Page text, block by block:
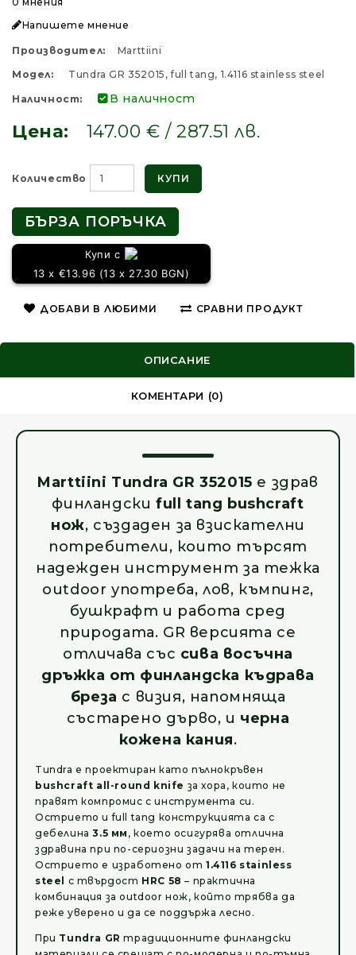
Напишете мнение
Производител:
Marttiini
Модел:
Tundra GR 352015, full tang, 1.4116 stainless steel
Наличност: В наличност
Цена: 147.00 € / 287.51 лв.
Количество КУПИ
БЪРЗА ПОРЪЧКА
Купи с
13 x €13.96 (13 x 27.30 BGN)
ДОБАВИ В ЛЮБИМИ СРАВНИ ПРОДУКТ
ОПИСАНИЕ
КОМЕНТАРИ (0)
Marttiini Tundra GR 352015 е здрав
финландскиfull tang bushcraft
нож, създаден за взискателни
потребители, които търсят
надежден инструмент за тежка
outdoor употреба, лов, къмпинг,
бушкрафт и работа сред
природата. GR версията се
отличава със сива восъчна
дръжка от финландска къдрава
бреза с визия, напомняща
състарено дърво, и черна
кожена кания.
Tundra е проектиран като пълнокръвен
bushcraft all-round knife за хора, които не
правят компромис с инструмента си.
Острието и full tang конструкцията са с
дебелина3.5 мм , което осигурява отлична
здравина при по-сериозни задачи на терен.
Острието е изработено от1.4116 stainless
steel
с твърдост HRC 58 – практична
комбинация за outdoor нож, който трябва да
реже уверено и да се поддържа лесно.
При Tundra GR традиционните финландски